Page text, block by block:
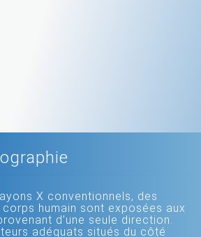
X conventionnels, des
humain sont exposées aux
d’une seule direction.
adéquats situés du côté